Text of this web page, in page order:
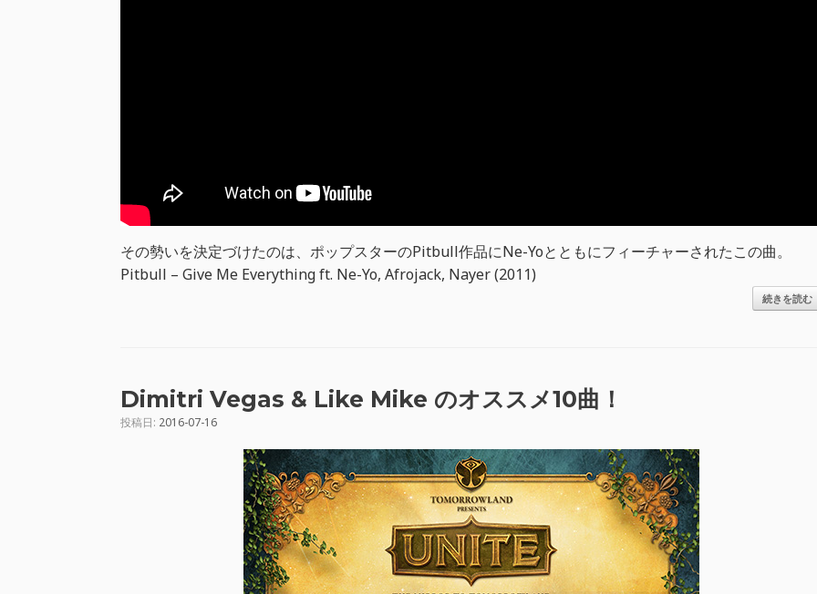
その勢いを決定づけたのは、ポップスターのPitbull作品にNe-Yoとともにフィーチャーされたこの曲。
Pitbull – Give Me Everything ft. Ne-Yo, Afrojack, Nayer (2011)
続きを読む
Dimitri Vegas & Like Mike のオススメ10曲！
投稿日: 2016-07-16